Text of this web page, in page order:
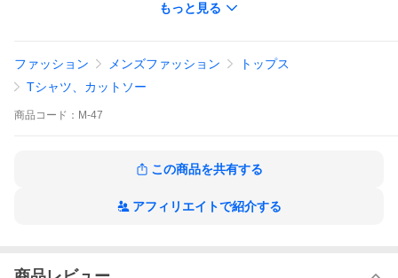
もっと見る
ファッション メンズファッション
トップス
Tシャツ、カットソー
商品 コード： M-47
この商品を共有する
アフィリエイトで紹介する